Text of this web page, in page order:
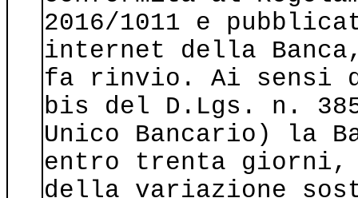
2016/1011 e
internet della
fa rinvio. Ai sensi
bis del D.Lgs. n.
Unico Bancario) la
entro trenta giorni,
della variazione